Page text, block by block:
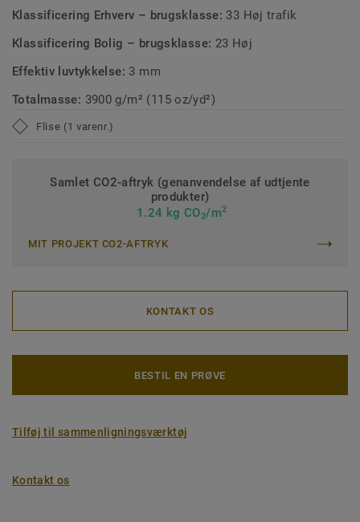
Klassificering Erhverv – brugsklasse: 33 Høj trafik
Klassificering Bolig – brugsklasse: 23 Høj
Effektiv luvtykkelse: 3 mm
Totalmasse: 3900 g/m² (115 oz/yd²)
Flise (1 varenr.)
Samlet CO2-aftryk (genanvendelse af udtjente
produkter)
1.24 kg CO2/m2
MIT PROJEKT CO2-AFTRYK
KONTAKT OS
BESTIL EN PRØVE
Tilføj til sammenligningsværktøj
Kontakt os